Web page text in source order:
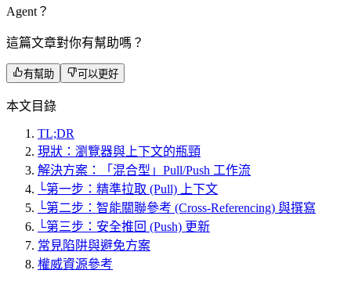
Agent？
這篇文章對你有幫助嗎？
有幫助 可以更好
本文目錄
TL;DR
現狀：瀏覽器與上下文的瓶頸
解決方案：「混合型」Pull/Push 工作流
└第一步：精準拉取 (Pull) 上下文
└第二步：智能關聯參考 (Cross-Referencing) 與撰寫
└第三步：安全推回 (Push) 更新
常見陷阱與避免方案
權威資源參考